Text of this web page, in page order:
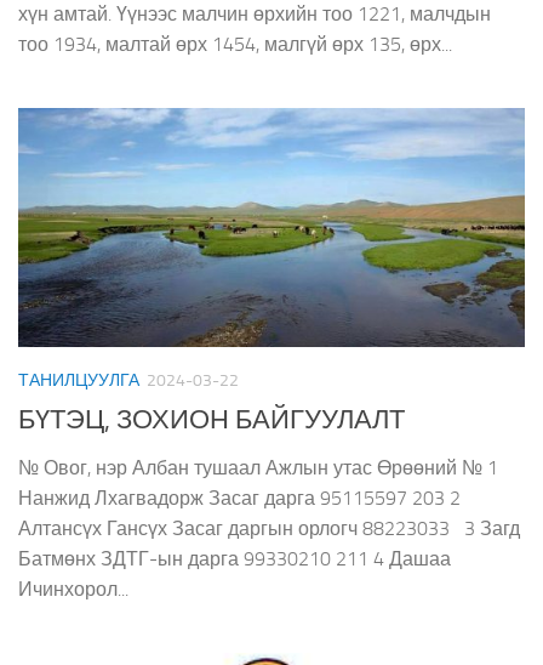
хүн амтай. Үүнээс малчин өрхийн тоо 1221, малчдын
тоо 1934, малтай өрх 1454, малгүй өрх 135, өрх...
ТАНИЛЦУУЛГА 2024-03-22
БҮТЭЦ, ЗОХИОН БАЙГУУЛАЛТ
№ Овог, нэр Албан тушаал Ажлын утас Өрөөний № 1
Нанжид Лхагвадорж Засаг дарга 95115597 203 2
Алтансүх Гансүх Засаг даргын орлогч 88223033 3 Загд
Батмөнх ЗДТГ-ын дарга 99330210 211 4 Дашаа
Ичинхорол...